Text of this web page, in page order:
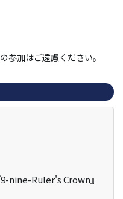
加はご遠慮ください。
nine-Ruler's Crown』